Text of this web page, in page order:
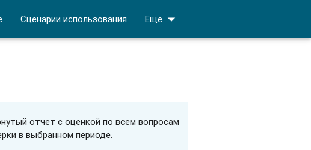
Сценарии использования Еще arrow_drop_down
отчет с оценкой по всем вопросам
в выбранном периоде.